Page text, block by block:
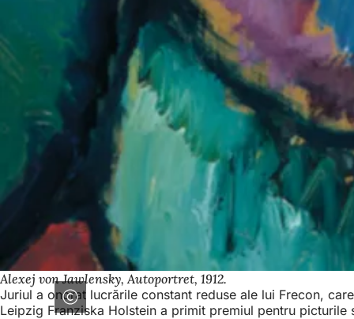
Alexej von Jawlensky, Autoportret, 1912.
Juriul a onorat lucrările constant reduse ale lui Frecon,
Leipzig Franziska Holstein a primit premiul pentru picturile